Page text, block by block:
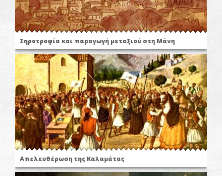
Σηροτροφία και παραγωγή μεταξιού στη Μάνη
Απελευθέρωση της Καλαμάτας